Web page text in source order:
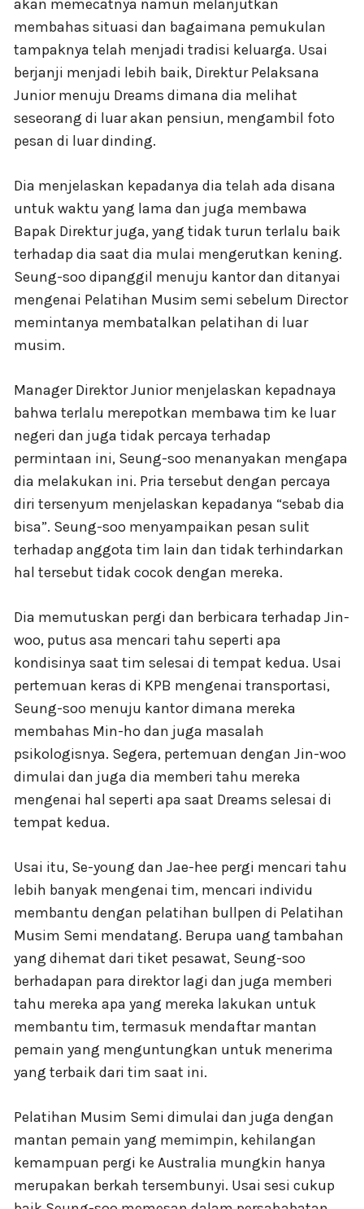
akan memecatnya namun melanjutkan
membahas situasi dan bagaimana pemukulan
tampaknya telah menjadi tradisi keluarga. Usai
berjanji menjadi lebih baik, Direktur Pelaksana
Junior menuju Dreams dimana dia melihat
seseorang di luar akan pensiun, mengambil foto
pesan di luar dinding.
Dia menjelaskan kepadanya dia telah ada disana
untuk waktu yang lama dan juga membawa
Bapak Direktur juga, yang tidak turun terlalu baik
terhadap dia saat dia mulai mengerutkan kening.
Seung-soo dipanggil menuju kantor dan ditanyai
mengenai Pelatihan Musim semi sebelum Director
memintanya membatalkan pelatihan di luar
musim.
Manager Direktor Junior menjelaskan kepadnaya
bahwa terlalu merepotkan membawa tim ke luar
negeri dan juga tidak percaya terhadap
permintaan ini, Seung-soo menanyakan mengapa
dia melakukan ini. Pria tersebut dengan percaya
diri tersenyum menjelaskan kepadanya “sebab dia
bisa”. Seung-soo menyampaikan pesan sulit
terhadap anggota tim lain dan tidak terhindarkan
hal tersebut tidak cocok dengan mereka.
Dia memutuskan pergi dan berbicara terhadap Jin-
woo, putus asa mencari tahu seperti apa
kondisinya saat tim selesai di tempat kedua. Usai
pertemuan keras di KPB mengenai transportasi,
Seung-soo menuju kantor dimana mereka
membahas Min-ho dan juga masalah
psikologisnya. Segera, pertemuan dengan Jin-woo
dimulai dan juga dia memberi tahu mereka
mengenai hal seperti apa saat Dreams selesai di
tempat kedua.
Usai itu, Se-young dan Jae-hee pergi mencari tahu
lebih banyak mengenai tim, mencari individu
membantu dengan pelatihan bullpen di Pelatihan
Musim Semi mendatang. Berupa uang tambahan
yang dihemat dari tiket pesawat, Seung-soo
berhadapan para direktor lagi dan juga memberi
tahu mereka apa yang mereka lakukan untuk
membantu tim, termasuk mendaftar mantan
pemain yang menguntungkan untuk menerima
yang terbaik dari tim saat ini.
Pelatihan Musim Semi dimulai dan juga dengan
mantan pemain yang memimpin, kehilangan
kemampuan pergi ke Australia mungkin hanya
merupakan berkah tersembunyi. Usai sesi cukup